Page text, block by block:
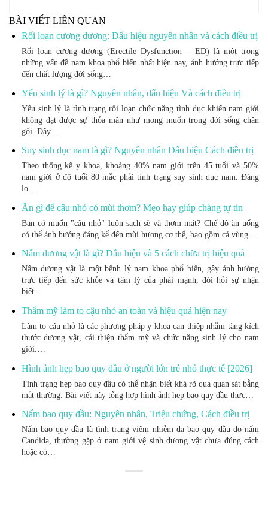
BÀI VIẾT LIÊN QUAN
Rối loạn cương dương: Dấu hiệu nguyên nhân và cách điều trị
Rối loạn cương dương (Erectile Dysfunction – ED) là một trong
những vấn đề nam khoa phổ biến nhất hiện nay, ảnh hưởng trực tiếp
đến chất lượng đời sống…
Yếu sinh lý là gì? Nguyên nhân, dấu hiệu Và cách điều trị
Yếu sinh lý là tình trạng rối loạn chức năng tình dục khiến nam giới
không đạt được sự thỏa mãn như mong muốn trong đời sống chăn
gối. Đây…
Suy sinh dục nam là gì? Nguyên nhân Dấu hiệu Cách điều trị
Theo thống kê y khoa, khoảng 40% nam giới trên 45 tuổi và 50%
nam giới ở độ tuổi 80 mắc phải tình trạng suy sinh dục nam. Đáng
lo…
Ăn gì để cậu nhỏ có mùi thơm? Mẹo hay giúp chàng tự tin
Bạn có muốn "cậu nhỏ" luôn sạch sẽ và thơm mát? Chế độ ăn uống
có thể ảnh hưởng đáng kể đến mùi hương cơ thể, bao gồm cả vùng…
Nấm dương vật là gì? Dấu hiệu và 5 cách chữa trị hiệu quả
Nấm dương vật là một bệnh lý nam khoa phổ biến, gây ảnh hưởng
trực tiếp đến sức khỏe và tâm lý của phái mạnh, đòi hỏi sự nhận
biết…
Thẩm mỹ làm to cậu nhỏ an toàn và hiệu quả hiện nay
Làm to cậu nhỏ là các phương pháp y khoa can thiệp nhằm tăng kích
thước dương vật, cải thiện thẩm mỹ và chức năng sinh lý cho nam
giới.…
Hình ảnh hẹp bao quy đầu ở người lớn trẻ nhỏ thực tế [2026]
Tình trạng hẹp bao quy đầu có thể nhận biết khá rõ qua quan sát bằng
mắt thường. Bài viết này tổng hợp hình ảnh hẹp bao quy đầu thực…
Nấm bao quy đầu: Nguyên nhân, Triệu chứng, Cách điều trị
Nấm bao quy đầu là tình trạng viêm nhiễm da bao quy đầu do nấm
Candida, thường gặp ở nam giới vệ sinh dương vật chưa đúng cách
hoặc có…